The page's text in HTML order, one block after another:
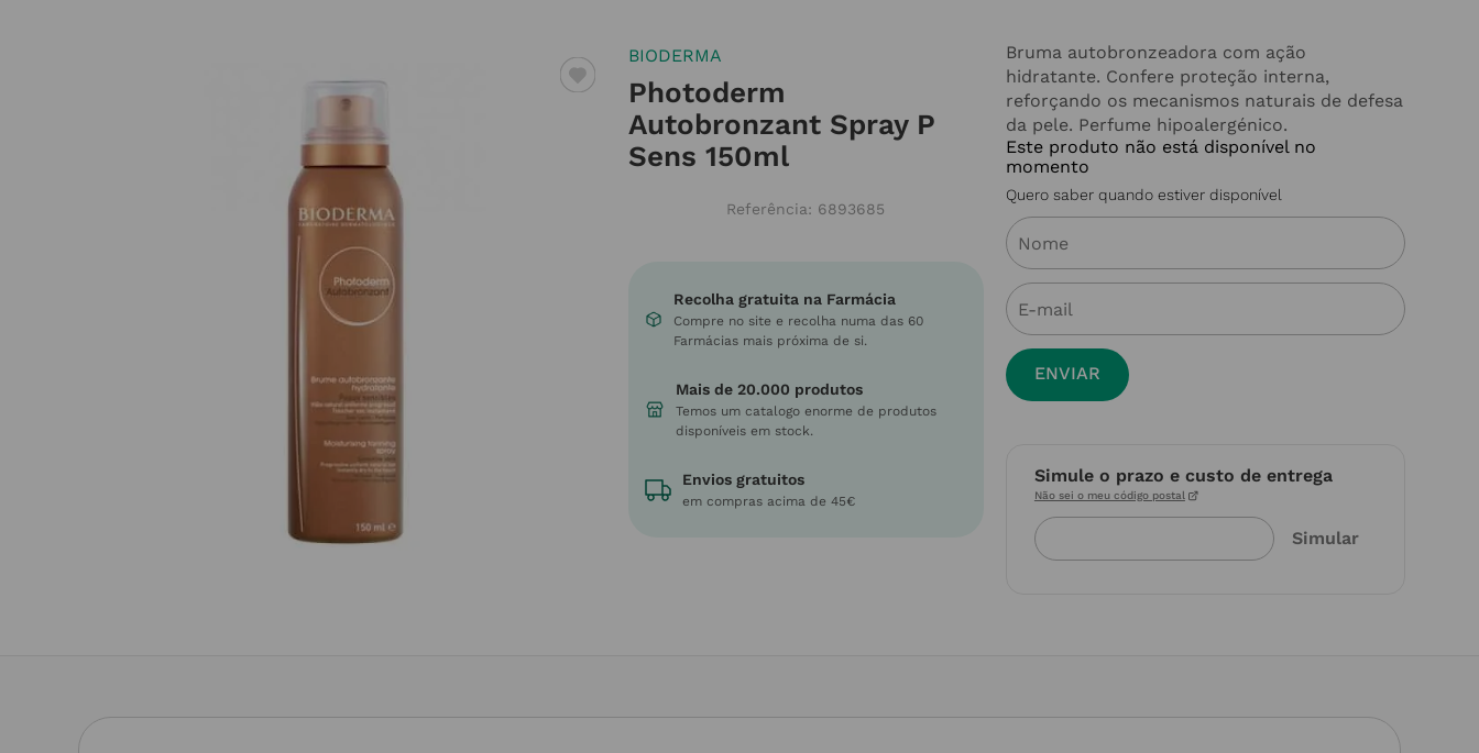
BIODERMA
Photoderm
Autobronzant Spray P
Sens 150ml
Referência: 6893685
Recolha gratuita na Farmácia
Compre no site e recolha numa das 60
Farmácias mais próxima de si.
Mais de 20.000 produtos
Temos um catalogo enorme de produtos
disponíveis em stock.
Envios gratuitos
em compras acima de 45€
Bruma autobronzeadora com ação
hidratante. Confere proteção interna,
reforçando os mecanismos naturais de defesa
da pele. Perfume hipoalergénico.
Este produto não está disponível no
momento
Quero saber quando estiver disponível
ENVIAR
Simule o prazo e custo de entrega
Não sei o meu código postal